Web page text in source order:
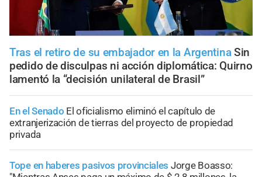
Tras el retiro de su embajador en la Argentina Sin
pedido de disculpas ni acción diplomática: Quirno
lamentó la “decisión unilateral de Brasil”
En el Senado El oficialismo eliminó el capítulo de
extranjerización de tierras del proyecto de propiedad
privada
Tope en haberes pasivos provinciales Jorge Boasso: